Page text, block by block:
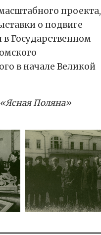
проекта,
о подвиге
Государственном
в начале Великой
Поляна»